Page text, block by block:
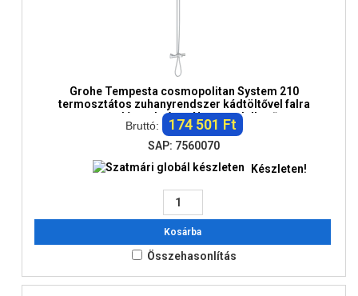
Grohe Tempesta cosmopolitan System 210
termosztátos zuhanyrendszer kádtöltővel falra
szerelésre, króm - Nem rendelhető
Bruttó: 174 501 Ft
SAP: 7560070
Készleten!
Kosárba
Összehasonlítás